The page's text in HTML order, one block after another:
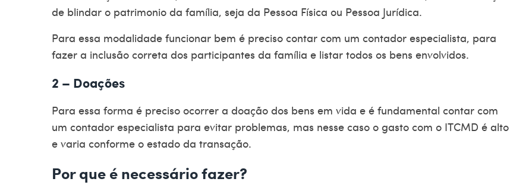
de blindar o patrimonio da família, seja da Pessoa Física ou Pessoa Jurídica.
Para essa modalidade funcionar bem é preciso contar com um contador especialista, para
fazer a inclusão correta dos participantes da família e listar todos os bens envolvidos.
2 – Doações
Para essa forma é preciso ocorrer a doação dos bens em vida e é fundamental contar com
um contador especialista para evitar problemas, mas nesse caso o gasto com o ITCMD é alto
e varia conforme o estado da transação.
Por que é necessário fazer?